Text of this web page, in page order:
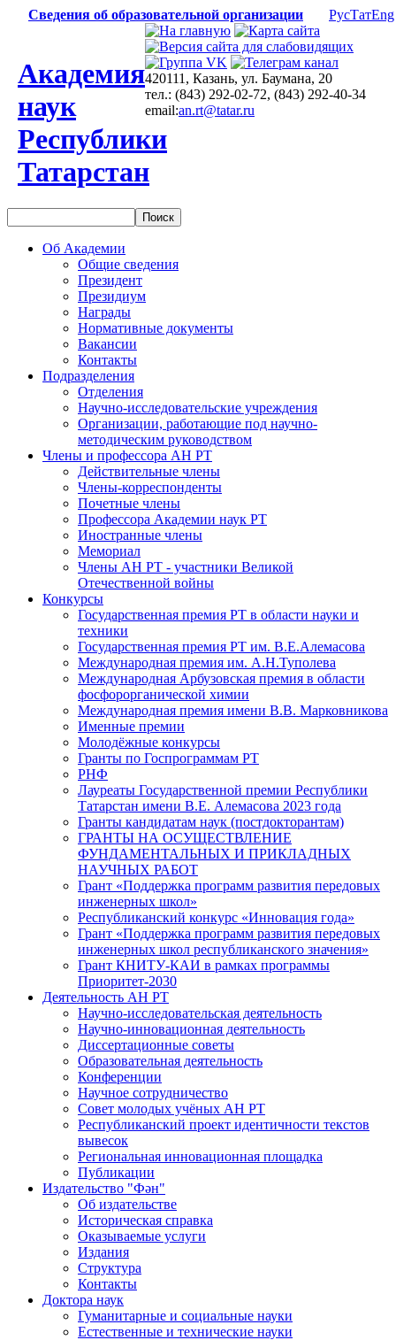
Сведения об образовательной организации РусТатEng
Академия
наук
Республики
Татарстан
420111, Казань, ул. Баумана, 20
тел.: (843) 292-02-72, (843) 292-40-34
email:an.rt@tatar.ru
Об Академии
Общие сведения
Президент
Президиум
Награды
Нормативные документы
Вакансии
Контакты
Подразделения
Отделения
Научно-исследовательские учреждения
Организации, работающие под научно-
методическим руководством
Члены и профессора АН РТ
Действительные члены
Члены-корреспонденты
Почетные члены
Профессора Академии наук РТ
Иностранные члены
Мемориал
Члены АН РТ - участники Великой
Отечественной войны
Конкурсы
Государственная премия РТ в области науки и
техники
Государственная премия РТ им. В.Е.Алемасова
Международная премия им. А.Н.Туполева
Международная Арбузовская премия в области
фосфорорганической химии
Международная премия имени В.В. Марковникова
Именные премии
Молодёжные конкурсы
Гранты по Госпрограммам РТ
РНФ
Лауреаты Государственной премии Республики
Татарстан имени В.Е. Алемасова 2023 года
Гранты кандидатам наук (постдокторантам)
ГРАНТЫ НА ОСУЩЕСТВЛЕНИЕ
ФУНДАМЕНТАЛЬНЫХ И ПРИКЛАДНЫХ
НАУЧНЫХ РАБОТ
Грант «Поддержка программ развития передовых
инженерных школ»
Республиканский конкурс «Инновация года»
Грант «Поддержка программ развития передовых
инженерных школ республиканского значения»
Грант КНИТУ-КАИ в рамках программы
Приоритет-2030
Деятельность АН РТ
Научно-исследовательская деятельность
Научно-инновационная деятельность
Диссертационные советы
Образовательная деятельность
Конференции
Научное сотрудничество
Совет молодых учёных АН РТ
Республиканский проект идентичности текстов
вывесок
Региональная инновационная площадка
Публикации
Издательство "Фән"
Об издательстве
Историческая справка
Оказываемые услуги
Издания
Структура
Контакты
Доктора наук
Гуманитарные и социальные науки
Естественные и технические науки